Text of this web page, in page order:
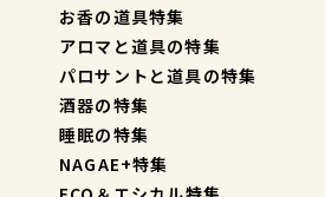
お香の道具特集
アロマと道具の特集
パロサントと道具の特集
酒器の特集
睡眠の特集
NAGAE+特集